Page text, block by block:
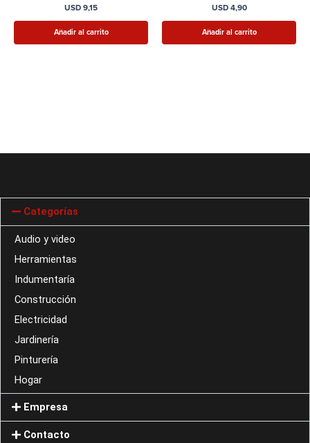
USD 9,15
Añadir al carrito
USD4,90
Añadir al carrito
Categorías
Audio y video
Herramientas
Indumentaría
Construcción
Electricidad
Jardinería
Pinturería
Hogar
Empresa
Contacto